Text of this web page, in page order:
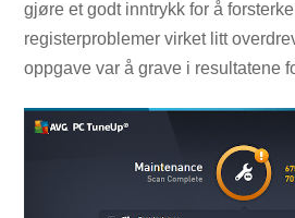
gjøre et godt inntrykk for å
registerproblemer virket litt
oppgave var å grave i resultatene